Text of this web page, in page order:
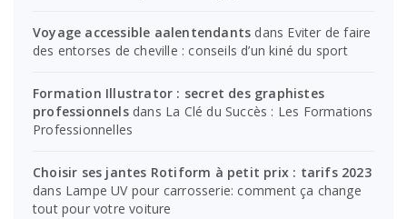
Voyage accessible aalentendants dans Eviter de faire
des entorses de cheville : conseils d’un kiné du sport
Formation Illustrator : secret des graphistes
professionnelsdans La Clé du Succès : Les Formations
Professionnelles
Choisir ses jantes Rotiform à petit prix : tarifs 2023
dans Lampe UV pour carrosserie: comment ça change
tout pour votre voiture